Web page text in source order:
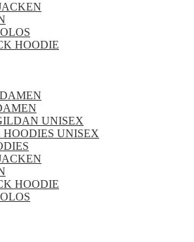
HOODIE
UNISEX
HOODIES UNISEX
HOODIE